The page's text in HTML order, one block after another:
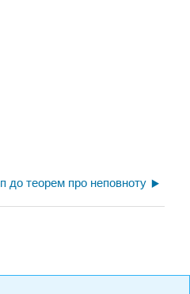
до теорем про неповноту